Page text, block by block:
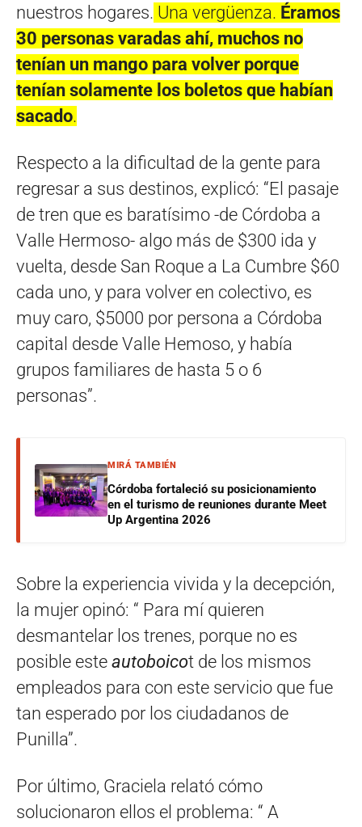
nuestros hogares. Una vergüenza. Éramos
30 personas varadas ahí, muchos no
tenían un mango para volver porque
tenían solamente los boletos que habían
sacado.
Respecto a la dificultad de la gente para
regresar a sus destinos, explicó: “El pasaje
de tren que es baratísimo -de Córdoba a
Valle Hermoso- algo más de $300 ida y
vuelta, desde San Roque a La Cumbre $60
cada uno, y para volver en colectivo, es
muy caro, $5000 por persona a Córdoba
capital desde Valle Hemoso, y había
grupos familiares de hasta 5 o 6
personas”.
MIRÁ TAMBIÉN
Córdoba fortaleció su posicionamiento
en el turismo de reuniones durante Meet
Up Argentina 2026
Sobre la experiencia vivida y la decepción,
la mujer opinó: “ Para mí quieren
desmantelar los trenes, porque no es
posible este autoboicot de los mismos
empleados para con este servicio que fue
tan esperado por los ciudadanos de
Punilla”.
Por último, Graciela relató cómo
solucionaron ellos el problema: “ A